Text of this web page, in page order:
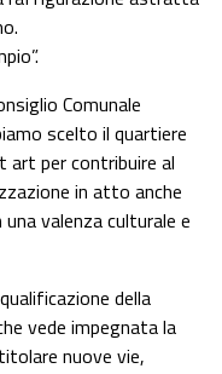
Comunale
scelto il quartiere
art per contribuire al
in atto anche
valenza culturale e
della
vede impegnata la
nuove vie,